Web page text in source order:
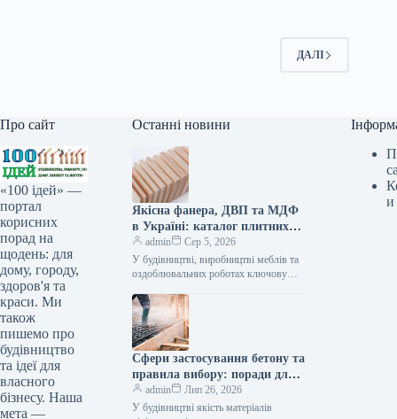
ДАЛІ
Про сайт
«100 ідей» —
портал
корисних
порад на
щодень: для
дому, городу,
здоров'я та
краси. Ми
також
пишемо про
будівництво
та ідеї для
власного
бізнесу. Наша
мета —
Останні новини
Якісна фанера, ДВП та МДФ
в Україні: каталог плитних
матеріалів від «ВІН-ВУД»
admin
Сер 5, 2026
У будівництві, виробництві меблів та
оздоблювальних роботах ключову
сировини. Компанія «ВІН-ВУД» уже
тривалий час займається…
Сфери застосування бетону та
правила вибору: поради для
приватного й промислового
будівництва
admin
Лип 26, 2026
У будівництві якість матеріалів
и